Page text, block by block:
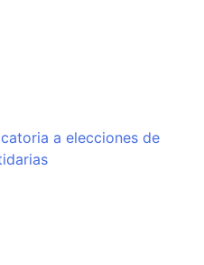
a elecciones de